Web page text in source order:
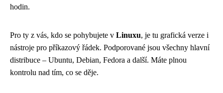
hodin.
Pro ty z vás, kdo se pohybujete v Linuxu, je tu grafická verze i
nástroje pro příkazový řádek. Podporované jsou všechny hlavní
distribuce – Ubuntu, Debian, Fedora a další. Máte plnou
kontrolu nad tím, co se děje.